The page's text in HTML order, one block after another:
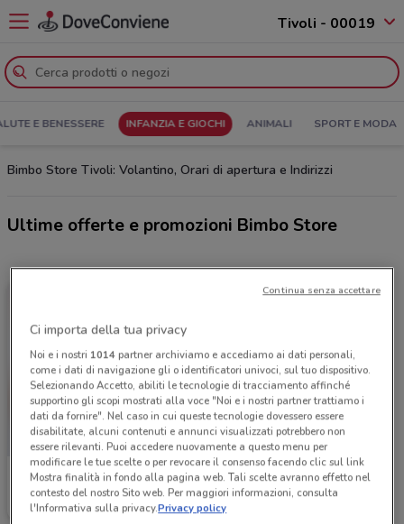
Tivoli - 00019
E BENESSERE INFANZIA E GIOCHI ANIMALI SPORT E MODA
Bimbo Store Tivoli: Volantino, Orari di apertura e Indirizzi
Ultime offerte e promozioni Bimbo Store
Bimbo Store
Scade il 26/08 14.7 km
Ci importa della tua privacy
Noi e i nostri 1014partner archiviamo e accediamo ai dati personali,
come i dati di navigazione gli o identificatori univoci, sul tuo dispositivo.
Selezionando Accetto, abiliti le tecnologie di tracciamento affinché
supportino gli scopi mostrati alla voce "Noi e i nostri partner trattiamo i
dati da fornire". Nel caso in cui queste tecnologie dovessero essere
disabilitate, alcuni contenuti e annunci visualizzati potrebbero non
essere rilevanti. Puoi accedere nuovamente a questo menu per
modificare le tue scelte o per revocare il consenso facendo clic sul link
Mostra finalità in fondo alla pagina web. Tali scelte avranno effetto nel
contesto del nostro Sito web. Per maggiori informazioni, consulta
l'Informativa sulla privacy.Privacy policy
Continua senza accettare